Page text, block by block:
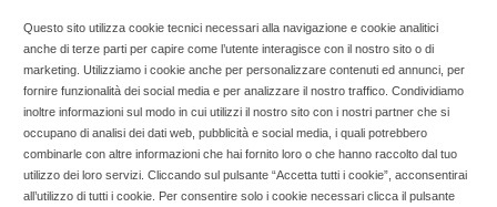
Copyright © 2025 SOCIALFARMA - La piattaforma web per i
professionisti della farmacia. Tutti i diritti riservati.
Socialfarma.it è un marchio di Sanità S.r.l. Largo San
Questo sito utilizza cookie tecnici necessari alla navigazione e cookie analitici
anche di terze parti per capire come l’utente interagisce con il nostro sito o di
marketing. Utilizziamo i cookie anche per personalizzare contenuti ed annunci, per
fornire funzionalità dei social media e per analizzare il nostro traffico. Condividiamo
inoltre informazioni sul modo in cui utilizzi il nostro sito con i nostri partner che si
occupano di analisi dei dati web, pubblicità e social media, i quali potrebbero
combinarle con altre informazioni che hai fornito loro o che hanno raccolto dal tuo
utilizzo dei loro servizi. Cliccando sul pulsante “Accetta tutti i cookie”, acconsentirai
all’utilizzo di tutti i cookie. Per consentire solo i cookie necessari clicca il pulsante